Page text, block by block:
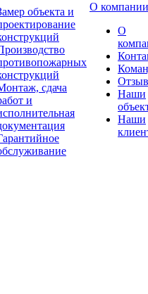
объекта и
сдача
и
О компании
О
Наши
Наши